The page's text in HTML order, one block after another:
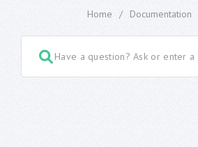
Home / Documentation